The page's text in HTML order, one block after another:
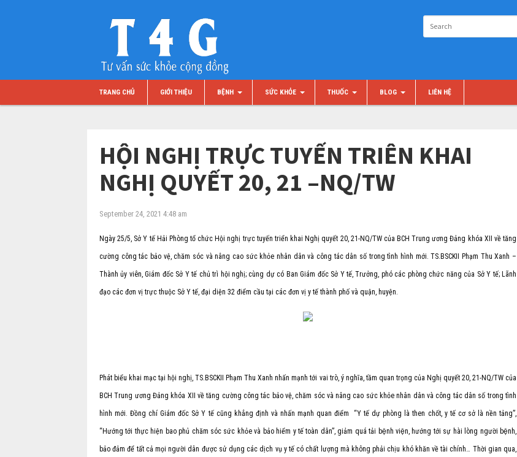
TRANG CHỦ GIỚI THIỆU BỆNH SỨC KHỎE THUỐC BLOG LIÊN HỆ
HỘI NGHỊ TRỰC TUYẾN TRIÊN KHAI
NGHỊ QUYẾT 20, 21 –NQ/TW
September 24, 2021 4:48 am
Ngày 25/5, Sở Y tế Hải Phòng tổ chức Hội nghị trực tuyến triển khai Nghị quyết 20, 21-NQ/TW của BCH Trung ương Đảng khóa XII về tăng
cường công tác bảo vệ, chăm sóc và nâng cao sức khỏe nhân dân và công tác dân số trong tình hình mới. TS.BSCKII Phạm Thu Xanh –
Thành ủy viên, Giám đốc Sở Y tế chủ trì hội nghị; cùng dự có Ban Giám đốc Sở Y tế, Trưởng, phó các phòng chức năng của Sở Y tế; Lãnh
đạo các đơn vị trực thuộc Sở Y tế, đại diện 32 điểm cầu tại các đơn vị y tế thành phố và quận, huyện.
Phát biểu khai mạc tại hội nghị, TS.BSCKII Phạm Thu Xanh nhấn mạnh tới vai trò, ý nghĩa, tầm quan trọng của Nghị quyết 20, 21-NQ/TW của
BCH Trung ương Đảng khóa XII về tăng cường công tác bảo vệ, chăm sóc và nâng cao sức khỏe nhân dân và công tác dân số trong tình
hình mới. Đồng chí Giám đốc Sở Y tế cũng khẳng định và nhấn mạnh quan điểm “Y tế dự phòng là then chốt, y tế cơ sở là nền tảng”,
“Hướng tới thực hiện bao phủ chăm sóc sức khỏe và bảo hiểm y tế toàn dân”, giảm quá tải bệnh viện, hướng tới sự hài lòng người bệnh,
bảo đảm để tất cả mọi người dân được sử dụng các dịch vụ y tế có chất lượng mà không phải chịu khó khăn về tài chính… Thời gian qua,